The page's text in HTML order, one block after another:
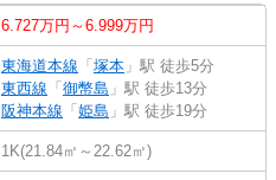
6.727万円～6.999万円
東海道本線 「 塚本 」駅 徒歩5分
東西線 「 御幣島 」駅 徒歩13分
阪神本線 「 姫島 」駅 徒歩19分
1K(21.84㎡～22.62㎡)